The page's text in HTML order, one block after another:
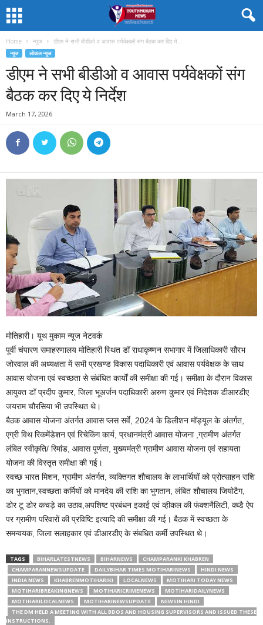
Home न्यूज डीएम ने सभी बीडीओ व आवास पर्यवेक्षकों संग बैठक कर दिए ये...
न्यूज लोकल न्यूज
डीएम ने सभी बीडीओ व आवास पर्यवेक्षकों संग
बैठक कर दिए ये निर्देश
March 17, 2026
मोतिहारी। यूथ मुकाम न्यूज नेटवर्क
पूर्वी चंपारण समाहरणालय मोतिहारी स्थित डॉ राधाकृष्णन सभागार में जिलाधिकारी सौरभ
जोरवाल की अध्यक्षता में सभी प्रखण्ड विकास पदाधिकारी एवं आवास पर्यवेक्षक के साथ
आवास योजना एवं स्वच्छता से संबंधित कार्यों की समीक्षा की गई। समीक्षा के दौरान विकास
आयुक्त डॉ प्रदीप कुमार, जिला भूअर्जन पदाधिकारी अरुण कुमार एवं निदेशक डीआरडीए
जयराम चौरसिया भी उपस्थित थे।
बैठक आवास योजना अंतर्गत आवास प्लस सर्वे, 2024 के डिलीशन मॉड्यूल के अंतर्गत,
एग्री विथ रिकमेंडेशन एवं रिचेकिंग कार्य, प्रधानमंत्री आवास योजना ,ग्रामीण अंतर्गत
लंबित स्वीकृति/ रिमांड, आवास पूर्णता, मुख्यमंत्री ग्रामीण आवास योजना एवं सहायता
योजना की विस्तृत समीक्षा की गई।
स्वच्छ भारत मिशन, ग्रामीण अंतर्गत, व्यक्तिगत शौचालय के लाभार्थियों को प्रोत्साहन राशि
का भुगतान,स्वच्छता कर्मियों को मानदेय की राशि का भुगतान, लंबित शौचालय जियोटैग,
डोर टू डोर कचड़े का उठाव,अपशिष्ट प्रबंधन इकाई एवं व्हीकल की फंक्शनैलिटी, क्ब्डै ऐप
पर ग्रामीण परिवारों की प्रविष्टि इत्यादि की समीक्षा की गई। बैठक में स्वच्छता के
समन्वयक, जिला सलाहकार एवं डीआरडीए के संबधित कर्मी उपस्थित थे।
TAGS BIHARLATESTNEWS BIHARNEWS
CHAMPARANKI KHABREN
CHAMPARANNEWSUPDATE
DAILYBIHAR TIMES MOTIHARINEWS
HINDI NEWS
INDIA NEWS
KHABRENMOTIHARIKI LOCALNEWS
MOTIHARI TODAY NEWS
MOTIHARIBREAKINGNEWS
MOTIHARICRIMENEWS
MOTIHARIDAILYNEWS
MOTIHARILOCALNEWS
MOTIHARINEWSUPDATE
NEWSIN HINDI
THE DM HELD A MEETING WITH ALL BDOS AND HOUSING SUPERVISORS AND ISSUED THESE
INSTRUCTIONS.